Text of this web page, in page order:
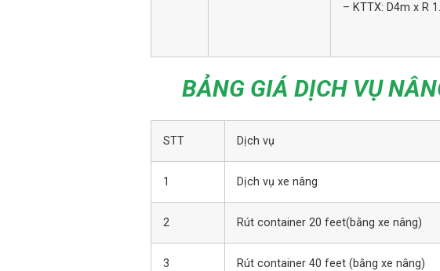
– KTTX: D4m x R
BẢNG GIÁ DỊCH VỤ
STT Dịch vụ
1 Dịch vụ xe nâng
2 Rút container 20 feet(bằng xe nâng)
3 Rút container 40 feet (bằng xe nâng)